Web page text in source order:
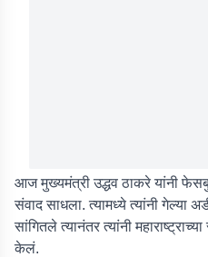
आज मुख्यमंत्री उद्धव ठाकरे यांनी
संवाद साधला. त्यामध्ये त्यांनी गेल्या
सांगितले त्यानंतर त्यांनी
केलं.